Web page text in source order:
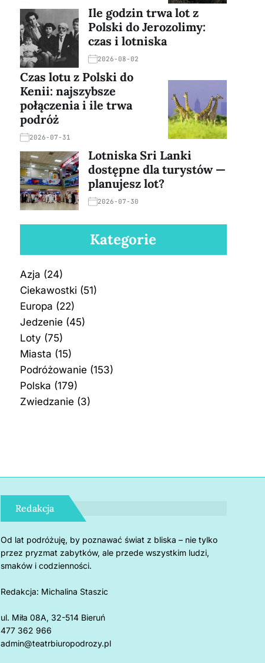
Ile godzin trwa lot z
Polski do Jerozolimy:
czas i lotniska
2026-08-02
Czas lotu z Polski do
Kenii: najszybsze
połączenia i ile trwa
podróż
2026-07-31
Lotniska Sri Lanki
dostępne dla turystów —
planujesz lot?
2026-07-30
Kategorie
Azja (24)
Ciekawostki (51)
Europa (22)
Jedzenie (45)
Loty (75)
Miasta (15)
Podróżowanie (153)
Polska (179)
Zwiedzanie (3)
Redakcja
Od lat podróżuję, by poznawać świat z bliska – nie tylko
przez pryzmat zabytków, ale przede wszystkim ludzi,
smaków i codzienności.
Redakcja: Michalina Staszic
ul. Miła 08A, 32-514 Bieruń
477 362 966
admin@teatrbiuropodrozy.pl